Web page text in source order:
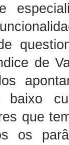
de
baixo
que
os